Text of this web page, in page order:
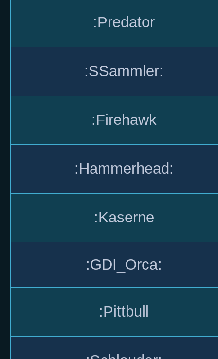
:Predator
:SSammler:
:Firehawk
:Hammerhead:
:Kaserne
:GDI_Orca:
:Pittbull